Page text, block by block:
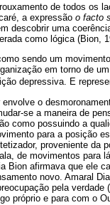
de todos os
a expressão o facto
descobrir uma
como lógica (Bion,
sendo um
em torno de
depressiva. E
o
se a maneira de
como possuindo a
para a posição
proveniente da
de movimentos para
Bion afirmava que ele
novo. Amaral
pela
próprio e para com o